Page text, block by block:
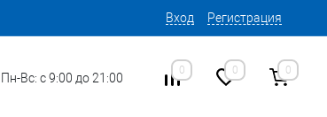
Вход Регистрация
Вс: с 9:00 до 21:00
0 0 0